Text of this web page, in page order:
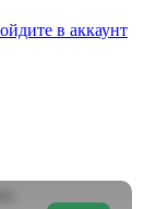
в аккаунт